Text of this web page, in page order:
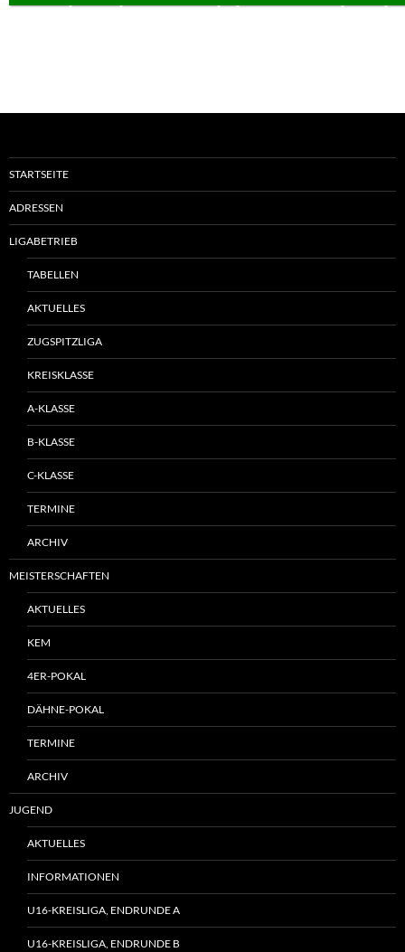
STARTSEITE
ADRESSEN
LIGABETRIEB
TABELLEN
AKTUELLES
ZUGSPITZLIGA
KREISKLASSE
A-KLASSE
B-KLASSE
C-KLASSE
TERMINE
ARCHIV
MEISTERSCHAFTEN
AKTUELLES
KEM
4ER-POKAL
DÄHNE-POKAL
TERMINE
ARCHIV
JUGEND
AKTUELLES
INFORMATIONEN
U16-KREISLIGA, ENDRUNDE A
U16-KREISLIGA, ENDRUNDE B